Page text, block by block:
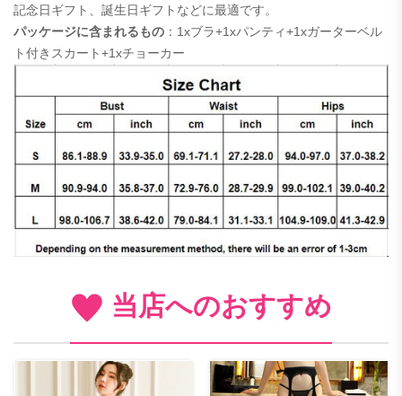
記念日ギフト、誕生日ギフトなどに最適です。
パッケージに含まれるもの ：1xブラ+1xパンティ+1xガーターベル
ト付きスカート+1xチョーカー
当店へのおすすめ